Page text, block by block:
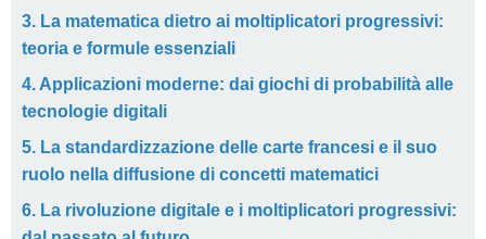
3. La matematica dietro ai moltiplicatori progressivi:
teoria e formule essenziali
4. Applicazioni moderne: dai giochi di probabilità alle
tecnologie digitali
5. La standardizzazione delle carte francesi e il suo
ruolo nella diffusione di concetti matematici
6. La rivoluzione digitale e i moltiplicatori progressivi: